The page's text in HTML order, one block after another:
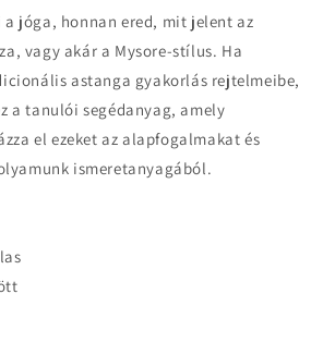
a jóga, honnan ered, mit jelent az
vagy akár a Mysore-stílus. Ha
astanga gyakorlás rejtelmeibe,
a tanulói segédanyag, amely
el ezeket az alapfogalmakat és
ismeretanyagából.